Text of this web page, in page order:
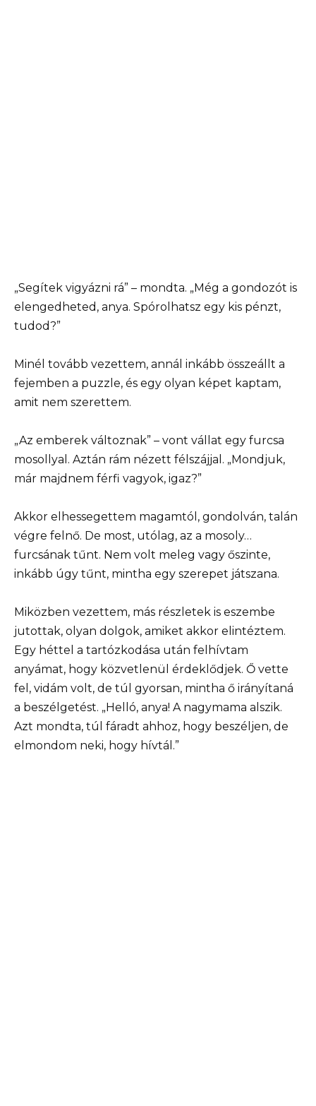
„Segítek vigyázni rá” – mondta. „Még a gondozót is
elengedheted, anya. Spórolhatsz egy kis pénzt,
tudod?”
Minél tovább vezettem, annál inkább összeállt a
fejemben a puzzle, és egy olyan képet kaptam,
amit nem szerettem.
„Az emberek változnak” – vont vállat egy furcsa
mosollyal. Aztán rám nézett félszájjal. „Mondjuk,
már majdnem férfi vagyok, igaz?”
Akkor elhessegettem magamtól, gondolván, talán
végre felnő. De most, utólag, az a mosoly…
furcsának tűnt. Nem volt meleg vagy őszinte,
inkább úgy tűnt, mintha egy szerepet játszana.
Miközben vezettem, más részletek is eszembe
jutottak, olyan dolgok, amiket akkor elintéztem.
Egy héttel a tartózkodása után felhívtam
anyámat, hogy közvetlenül érdeklődjek. Ő vette
fel, vidám volt, de túl gyorsan, mintha ő irányítaná
a beszélgetést. „Helló, anya! A nagymama alszik.
Azt mondta, túl fáradt ahhoz, hogy beszéljen, de
elmondom neki, hogy hívtál.”